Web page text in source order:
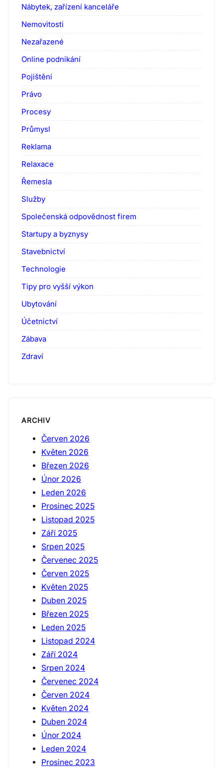
Nábytek, zařízení kanceláře
Nemovitosti
Nezařazené
Online podnikání
Pojištění
Právo
Procesy
Průmysl
Reklama
Relaxace
Řemesla
Služby
Společenská odpovědnost firem
Startupy a byznysy
Stavebnictví
Technologie
Tipy pro vyšší výkon
Ubytování
Účetnictví
Zábava
Zdraví
ARCHIV
Červen 2026
Květen 2026
Březen 2026
Únor 2026
Leden 2026
Prosinec 2025
Listopad 2025
Září 2025
Srpen 2025
Červenec 2025
Červen 2025
Květen 2025
Duben 2025
Březen 2025
Leden 2025
Listopad 2024
Září 2024
Srpen 2024
Červenec 2024
Červen 2024
Květen 2024
Duben 2024
Únor 2024
Leden 2024
Prosinec 2023